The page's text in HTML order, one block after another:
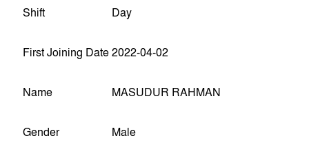
Shift Day
First Joining Date 2022-04-02
Name MASUDUR RAHMAN
Gender Male